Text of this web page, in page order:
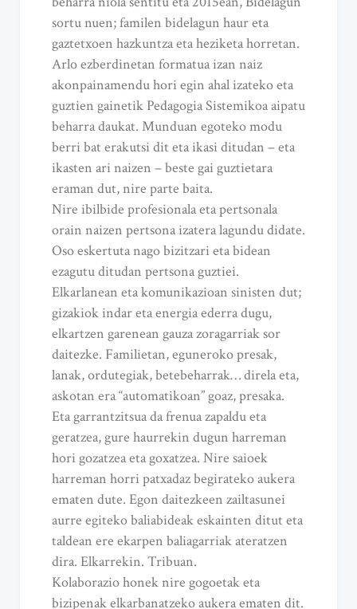
sortu nuen; familen bidelagun haur eta
gaztetxoen hazkuntza eta heziketa horretan.
Arlo ezberdinetan formatua izan naiz
akonpainamendu hori egin ahal izateko eta
guztien gainetik Pedagogia Sistemikoa aipatu
beharra daukat. Munduan egoteko modu
berri bat erakutsi dit eta ikasi ditudan – eta
ikasten ari naizen – beste gai guztietara
eraman dut, nire parte baita.
Nire ibilbide profesionala eta pertsonala
orain naizen pertsona izatera lagundu didate.
Oso eskertuta nago bizitzari eta bidean
ezagutu ditudan pertsona guztiei.
Elkarlanean eta komunikazioan sinisten dut;
gizakiok indar eta energia ederra dugu,
elkartzen garenean gauza zoragarriak sor
daitezke. Familietan, eguneroko presak,
lanak, ordutegiak, betebeharrak… direla eta,
askotan era “automatikoan” goaz, presaka.
Eta garrantzitsua da frenua zapaldu eta
geratzea, gure haurrekin dugun harreman
hori gozatzea eta goxatzea. Nire saioek
harreman horri patxadaz begirateko aukera
ematen dute. Egon daitezkeen zailtasunei
aurre egiteko baliabideak eskainten ditut eta
taldean ere ekarpen baliagarriak ateratzen
dira. Elkarrekin. Tribuan.
Kolaborazio honek nire gogoetak eta
bizipenak elkarbanatzeko aukera ematen dit.